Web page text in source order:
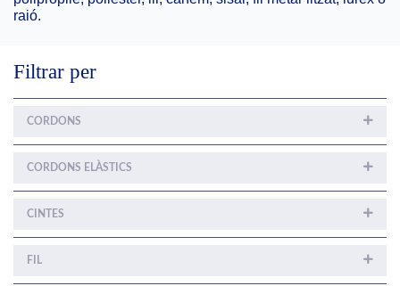
raió.
Filtrar per
CORDONS
CORDONS ELÀSTICS
CINTES
FIL